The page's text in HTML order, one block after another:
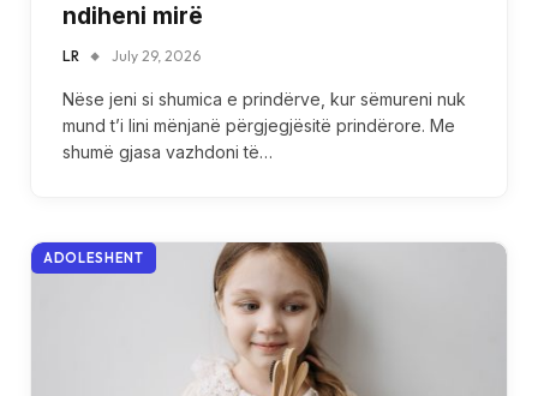
ndiheni mirë
LR July 29, 2026
Nëse jeni si shumica e prindërve, kur sëmureni nuk
mund t’i lini mënjanë përgjegjësitë prindërore. Me
shumë gjasa vazhdoni të…
ADOLESHENT